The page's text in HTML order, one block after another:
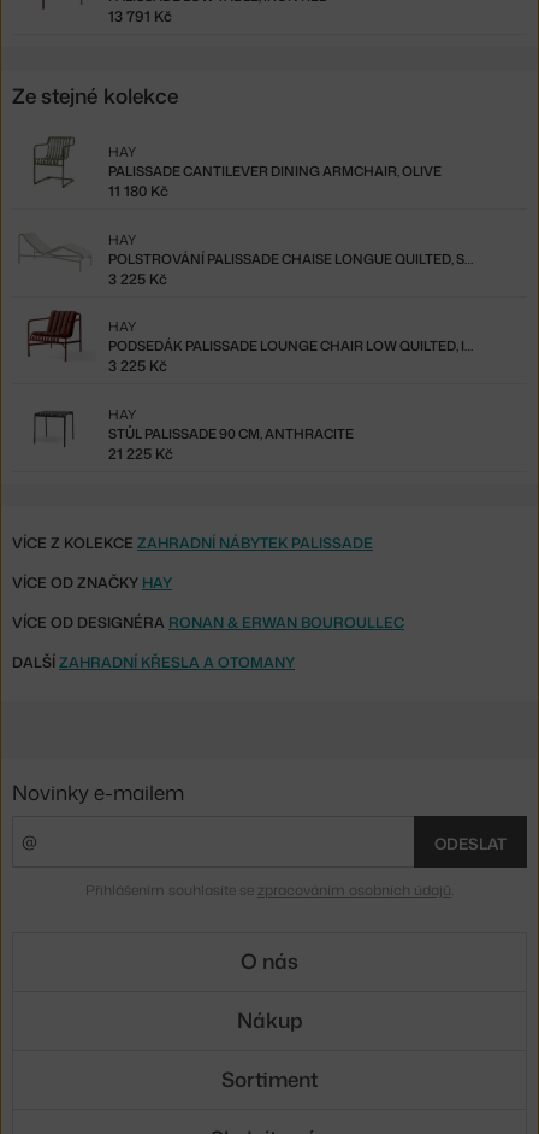
13 791 Kč
Ze stejné kolekce
PALISSADE CANTILEVER DINING ARMCHAIR, OLIVE
HAY
11 180 Kč
POLSTROVÁNÍ PALISSADE CHAISE LONGUE QUILTED, SKY GREY
HAY
3 225 Kč
PODSEDÁK PALISSADE LOUNGE CHAIR LOW QUILTED, IRON RED
HAY
3 225 Kč
STŮL PALISSADE 90 CM, ANTHRACITE
HAY
21 225 Kč
VÍCE Z KOLEKCE ZAHRADNÍ NÁBYTEK PALISSADE
VÍCE OD ZNAČKY HAY
VÍCE OD DESIGNÉRA RONAN & ERWAN BOUROULLEC
DALŠÍ ZAHRADNÍ KŘESLA A OTOMANY
Novinky e-mailem
ODESLAT
Přihlášením souhlasíte se zpracováním osobních údajů
O nás
Nákup
Sortiment